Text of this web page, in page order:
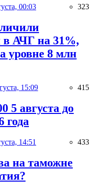
00:03 323
в АЧГ на 31%,
уровне 8 млн
15:09 415
5 августа до
года
14:51 433
на таможне